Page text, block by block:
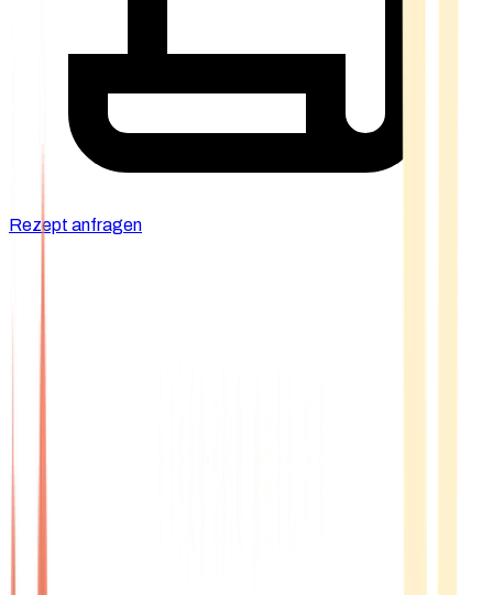
Rezept anfragen